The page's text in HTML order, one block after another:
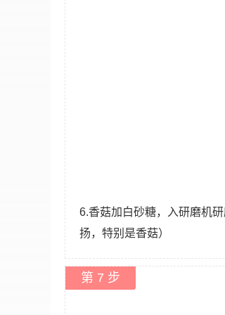
6.香菇加白砂糖，入研磨机
扬，特别是香菇）
第 7 步